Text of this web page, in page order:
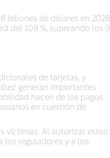
billones de dólares en 2028,
del 109 %, superando los 9
de tarjetas, y
generan importantes
hacen de los pagos
en cuestión de
víctimas. Al autorizar estos
los reguladores y a los